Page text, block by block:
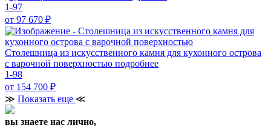
1-97
от 97 670 ₽
Столешница из искусственного камня для кухонного острова
с варочной поверхностью подробнее
1-98
от 154 700 ₽
≫ Показать еще ≪
вы знаете нас лично,